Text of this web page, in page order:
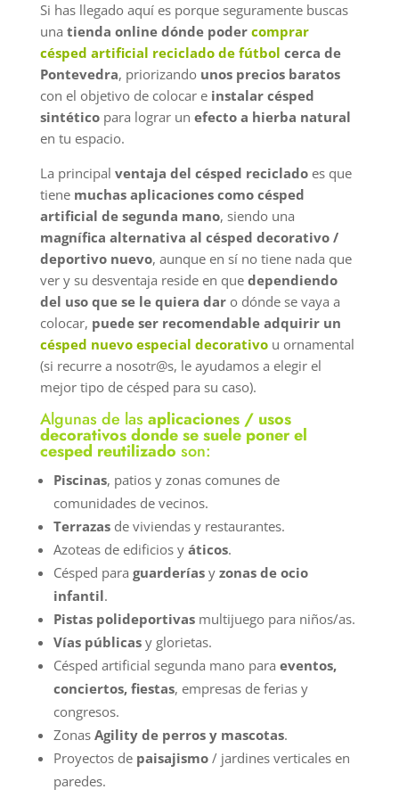
Si has llegado aquí es porque seguramente buscas
una tienda online dónde poder comprar
césped artificial reciclado de fútbol cerca de
Pontevedra, priorizando unos precios baratos
con el objetivo de colocar e instalar césped
sintéticopara lograr un efecto a hierba natural
en tu espacio.
La principal ventaja del césped recicladoes que
tiene muchas aplicaciones como césped
artificial de segunda mano, siendo una
magnífica alternativa al césped decorativo /
deportivo nuevo, aunque en sí no tiene nada que
ver y su desventaja reside en que dependiendo
del uso que se le quiera daro dónde se vaya a
colocar, puede ser recomendable adquirir un
césped nuevo especial decorativou ornamental
(si recurre a nosotr@s, le ayudamos a elegir el
mejor tipo de césped para su caso).
Algunas de las aplicaciones / usos
decorativos donde se suele poner el
cesped reutilizado son:
Piscinas, patios y zonas comunes de
comunidades de vecinos.
Terrazasde viviendas y restaurantes.
Azoteas de edificios y áticos.
Césped para guarderíasy zonas de ocio
infantil.
Pistas polideportivasmultijuego para niños/as.
Vías públicasy glorietas.
Césped artificial segunda mano para eventos,
conciertos, fiestas, empresas de ferias y
congresos.
Zonas Agility de perros y mascotas.
Proyectos de paisajismo/ jardines verticales en
paredes.